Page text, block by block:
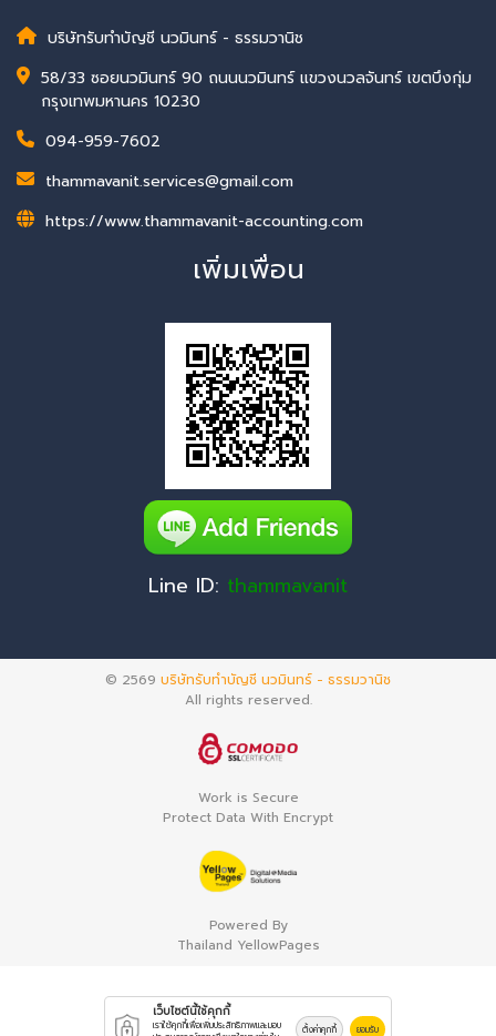
บริษัทรับทำบัญชี นวมินทร์ - ธรรมวานิช
58/33 ซอยนวมินทร์ 90 ถนนนวมินทร์ แขวงนวลจันทร์ เขตบึงกุ่ม
กรุงเทพมหานคร 10230
094-959-7602
thammavanit.services@gmail.com
https://www.thammavanit-accounting.com
เพิ่มเพื่อน
Line ID: thammavanit
© 2569 บริษัทรับทำบัญชี นวมินทร์ - ธรรมวานิช
All rights reserved.
Work is Secure
Protect Data With Encrypt
Powered By
Thailand YellowPages
เว็บไซต์นี้ใช้คุกกี้
เราใช้คุกกี้เพื่อเพิ่มประสิทธิภาพและมอบ
ตั้งค่าคุกกี้ ยอมรับ